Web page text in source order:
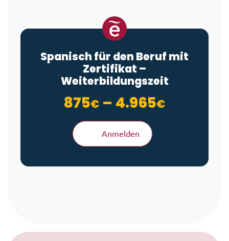
Spanisch für den Beruf mit
Zertifikat –
Weiterbildungszeit
875€ – 4.965€
Anmelden
Zum Inhalt springen